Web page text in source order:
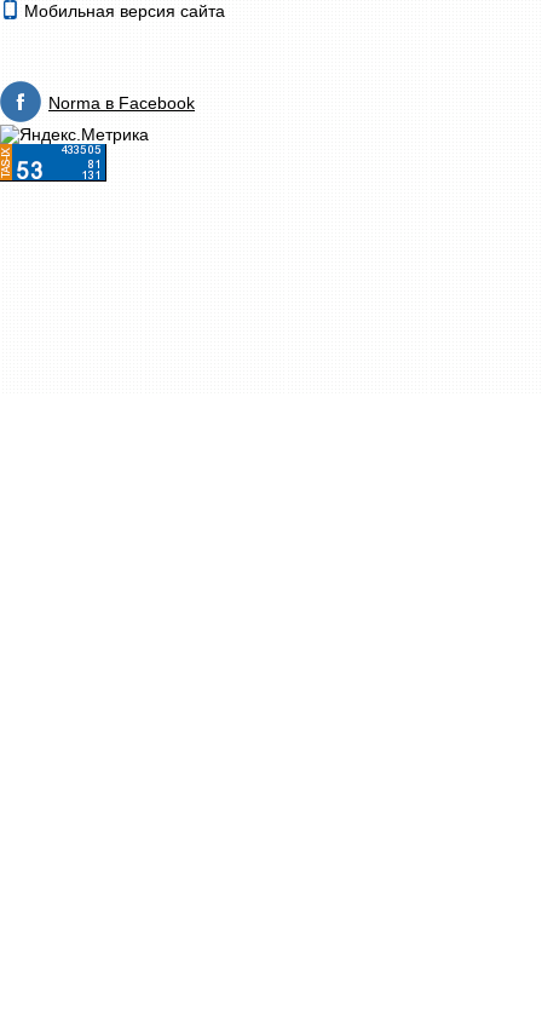
Мобильная версия сайта
Norma в Facebook